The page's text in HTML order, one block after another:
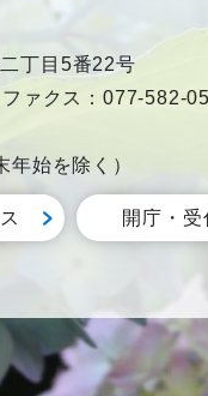
丁目5番22号
ァクス：077-582-
年始を除く）
開庁・受